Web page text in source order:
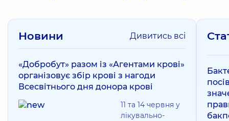
Новини Дивитись всі
«Добробут» разом із «Агентами крові»
організовує збір крові з нагоди
Всесвітнього дня донора крові
11 та 14 червня у
лікувально-